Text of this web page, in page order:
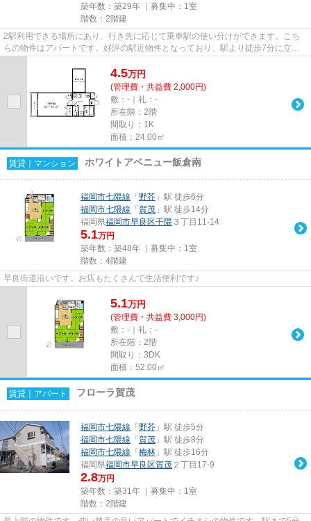
築年数：築29年 ｜募集中： 1室
階数：2階建
2駅利用できる場所にあり、行き先に応じて乗車駅の使い分けができます。こち
らの物件はアパートです。好評の駅近物件となっており、駅より徒歩7分に立地
4.5万円
(管理費・共益費 2,000円)
敷：-｜礼：-
所在階：2階
間取り：1K
面積：24.00㎡
賃貸｜マンション ホワイトアベニュー飯倉南
福岡市七隈線 「 野芥 」駅 徒歩6分
福岡市七隈線 「 賀茂 」駅 徒歩14分
福岡県福岡市早良区干隈 ３丁目11-14
5.1万円
築年数：築48年 ｜募集中： 1室
階数：4階建
早良街道沿いです。お店もたくさんで生活便利です♪
5.1万円
(管理費・共益費 3,000円)
敷：-｜礼：-
所在階：2階
間取り：3DK
面積：52.00㎡
賃貸｜アパート フローラ賀茂
福岡市七隈線 「 野芥 」駅 徒歩5分
福岡市七隈線 「 賀茂 」駅 徒歩8分
福岡市七隈線 「 梅林 」駅 徒歩16分
福岡県福岡市早良区賀茂 ２丁目17-9
2.8万円
築年数：築31年 ｜募集中： 1室
階数：2階建